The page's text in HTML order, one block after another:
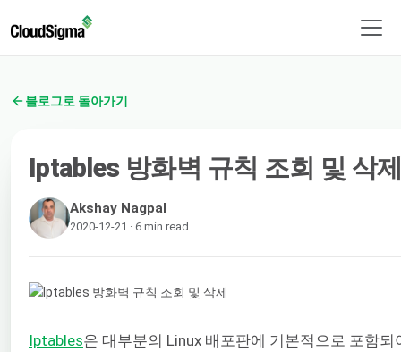
블로그로 돌아가기
Iptables 방화벽 규칙 조회 및 삭
Akshay Nagpal
2020-12-21 · 6 min read
Iptables은 대부분의 Linux 배포판에 기본적으로 포함